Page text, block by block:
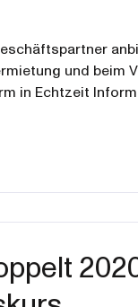
und beim
in Echtzeit